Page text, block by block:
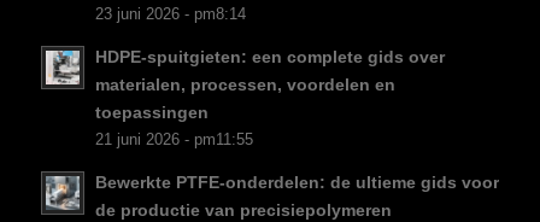
23 juni 2026 - pm8:14
HDPE-spuitgieten: een complete gids over
materialen, processen, voordelen en
toepassingen
21 juni 2026 - pm11:55
Bewerkte PTFE-onderdelen: de ultieme gids voor
de productie van precisiepolymeren
RU
PL
TR
AR
ES